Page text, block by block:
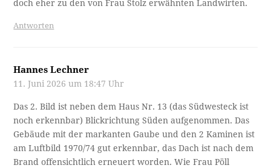
doch eher zu den von Frau Stolz erwähnten Landwirten.
Antworten
Hannes Lechner
11. Juni 2026 um 18:47 Uhr
Das 2. Bild ist neben dem Haus Nr. 13 (das Südwesteck ist
noch erkennbar) Blickrichtung Süden aufgenommen. Das
Gebäude mit der markanten Gaube und den 2 Kaminen ist
am Luftbild 1970/74 gut erkennbar, das Dach ist nach dem
Brand offensichtlich erneuert worden. Wie Frau Pöll